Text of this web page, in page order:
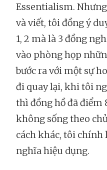
Essentialism.
và viết, tôi đồng ý
1, 2 mà là 3 đồng
vào phòng họp
bước ra với một sự
đi quay lại, khi tôi
thì đồng hồ đã điểm
không sống theo
cách khác, tôi chính
nghĩa hiệu dụng.